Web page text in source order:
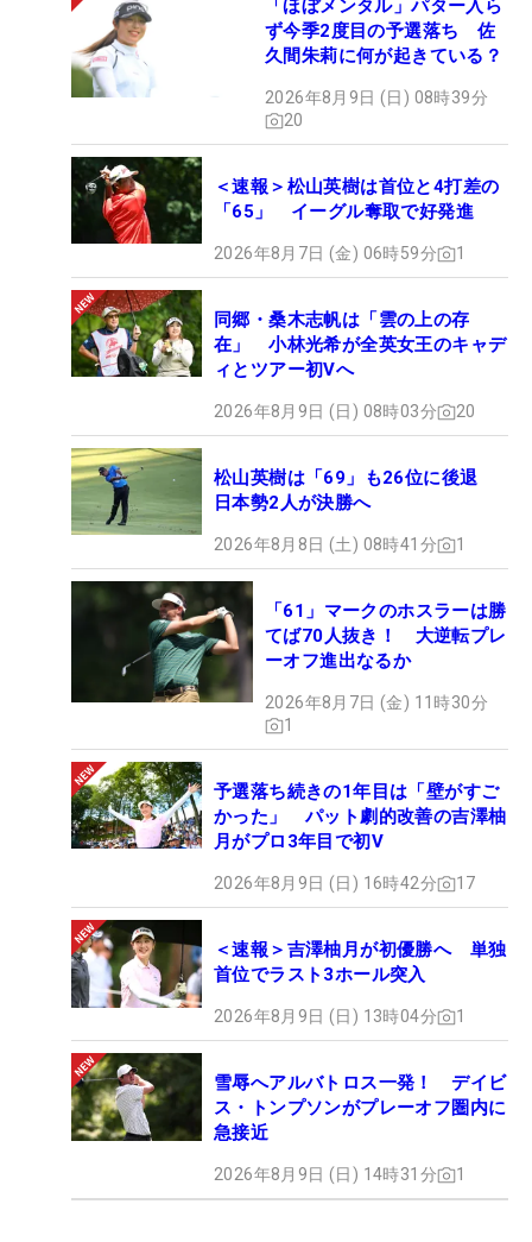
「ほぼメンタル」パター入ら
ず今季2度目の予選落ち 佐
久間朱莉に何が起きている？
2026年8月9日 (日) 08時39分
20
＜速報＞松山英樹は首位と4打差の
「65」 イーグル奪取で好発進
2026年8月7日 (金) 06時59分 1
同郷・桑木志帆は「雲の上の存
在」 小林光希が全英女王のキャデ
ィとツアー初Vへ
2026年8月9日 (日) 08時03分 20
松山英樹は「69」も26位に後退
日本勢2人が決勝へ
2026年8月8日 (土) 08時41分 1
「61」マークのホスラーは勝
てば70人抜き！ 大逆転プレ
ーオフ進出なるか
2026年8月7日 (金) 11時30分
1
予選落ち続きの1年目は「壁がすご
かった」 パット劇的改善の吉澤柚
月がプロ3年目で初V
2026年8月9日 (日) 16時42分 17
＜速報＞吉澤柚月が初優勝へ 単独
首位でラスト3ホール突入
2026年8月9日 (日) 13時04分 1
雪辱へアルバトロス一発！ デイビ
ス・トンプソンがプレーオフ圏内に
急接近
2026年8月9日 (日) 14時31分 1